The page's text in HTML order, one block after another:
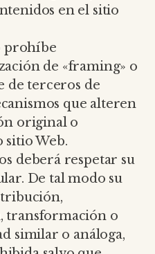
en el sitio
prohíbe
de «framing» o
de terceros de
que alteren
original o
sitio Web.
deberá respetar su
De tal modo su
transformación o
similar o análoga,